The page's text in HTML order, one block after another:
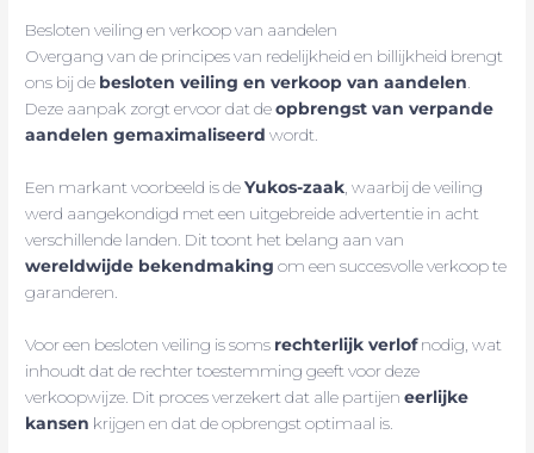
Besloten veiling en verkoop van aandelen
Overgang van de principes van redelijkheid en billijkheid brengt
ons bij de besloten veiling en verkoop van aandelen.
Deze aanpak zorgt ervoor dat deopbrengst van verpande
aandelen gemaximaliseerd wordt.
Een markant voorbeeld is deYukos-zaak , waarbij de veiling
werd aangekondigd met een uitgebreide advertentie in acht
verschillende landen. Dit toont het belang aan van
wereldwijde bekendmaking om een succesvolle verkoop te
garanderen.
Voor een besloten veiling is soms rechterlijk verlofnodig, wat
inhoudt dat de rechter toestemming geeft voor deze
verkoopwijze. Dit proces verzekert dat alle partijeneerlijke
kansen krijgen en dat de opbrengst optimaal is.